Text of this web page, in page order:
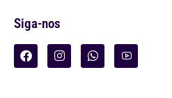
Siga-nos